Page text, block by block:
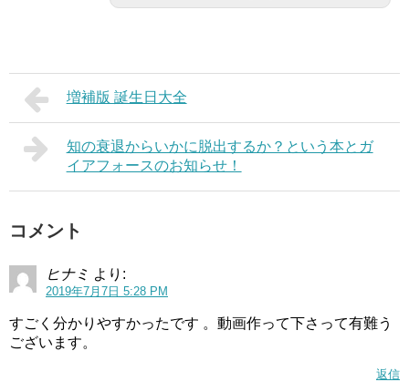
増補版 誕生日大全
知の衰退からいかに脱出するか？という本とガ
イアフォースのお知らせ！
コメント
ヒナミ より:
2019年7月7日 5:28 PM
すごく分かりやすかったです 。動画作って下さって有難う
ございます。
返信